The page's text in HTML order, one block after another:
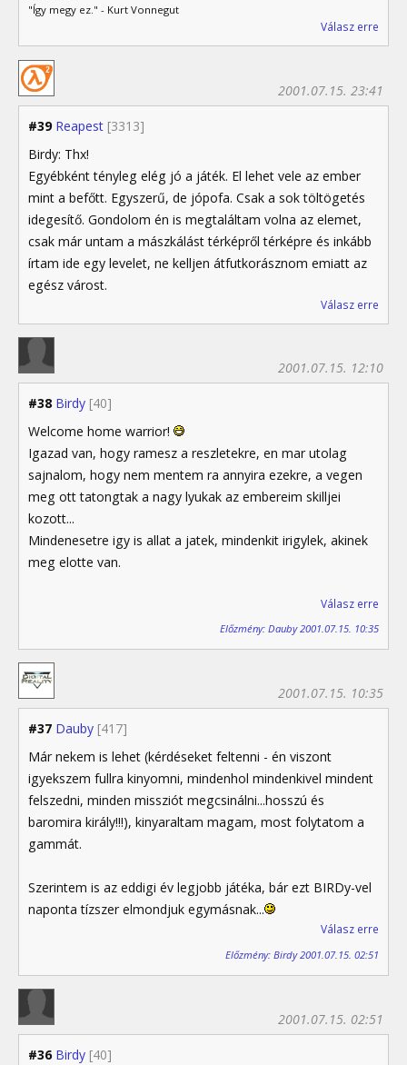
"Így megy ez." - Kurt Vonnegut
Válasz erre
#39 Reapest [3313]
2001.07.15. 23:41
Birdy: Thx!
Egyébként tényleg elég jó a játék. El lehet vele az ember
mint a befőtt. Egyszerű, de jópofa. Csak a sok töltögetés
idegesítő. Gondolom én is megtaláltam volna az elemet,
csak már untam a mászkálást térképről térképre és inkább
írtam ide egy levelet, ne kelljen átfutkorásznom emiatt az
egész várost.
Válasz erre
#38 Birdy [40]
2001.07.15. 12:10
Welcome home warrior!
Igazad van, hogy ramesz a reszletekre, en mar utolag
sajnalom, hogy nem mentem ra annyira ezekre, a vegen
meg ott tatongtak a nagy lyukak az embereim skilljei
kozott...
Mindenesetre igy is allat a jatek, mindenkit irigylek, akinek
meg elotte van.
Válasz erre
Előzmény: Dauby 2001.07.15. 10:35
#37 Dauby [417]
2001.07.15. 10:35
Már nekem is lehet (kérdéseket feltenni - én viszont
igyekszem fullra kinyomni, mindenhol mindenkivel mindent
felszedni, minden missziót megcsinálni...hosszú és
baromira király!!!), kinyaraltam magam, most folytatom a
gammát.
Szerintem is az eddigi év legjobb játéka, bár ezt BIRDy-vel
naponta tízszer elmondjuk egymásnak...
Válasz erre
Előzmény: Birdy 2001.07.15. 02:51
#36 Birdy [40]
2001.07.15. 02:51